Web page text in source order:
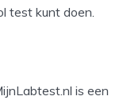
test kunt doen.
is een